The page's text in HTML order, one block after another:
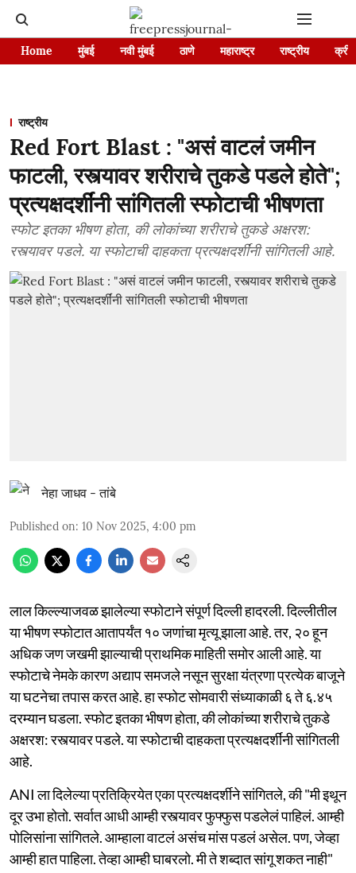
Home मुंबई नवी मुंबई ठाणे महाराष्ट्र राष्ट्रीय
राष्ट्रीय
Red Fort Blast : "असं वाटलं जमीन
फाटली, रस्त्यावर शरीराचे तुकडे पडले होते";
प्रत्यक्षदर्शींनी सांगितली स्फोटाची भीषणता
स्फोट इतका भीषण होता, की लोकांच्या शरीराचे तुकडे अक्षरश:
रस्त्यावर पडले. या स्फोटाची दाहकता प्रत्यक्षदर्शींनी सांगितली आहे.
नेहा जाधव - तांबे
Published on: 10 Nov 2025, 4:00 pm
लाल किल्ल्याजवळ झालेल्या स्फोटाने संपूर्ण दिल्ली हादरली. दिल्लीतील
या भीषण स्फोटात आतापर्यंत १० जणांचा मृत्यू झाला आहे. तर, २० हून
अधिक जण जखमी झाल्याची प्राथमिक माहिती समोर आली आहे. या
स्फोटाचे नेमके कारण अद्याप समजले नसून सुरक्षा यंत्रणा प्रत्येक बाजूने
या घटनेचा तपास करत आहे. हा स्फोट सोमवारी संध्याकाळी ६ ते ६.४५
दरम्यान घडला. स्फोट इतका भीषण होता, की लोकांच्या शरीराचे तुकडे
अक्षरश: रस्त्यावर पडले. या स्फोटाची दाहकता प्रत्यक्षदर्शींनी सांगितली
आहे.
ANI ला दिलेल्या प्रतिक्रियेत एका प्रत्यक्षदर्शीने सांगितले, की "मी इथून
दूर उभा होतो. सर्वात आधी आम्ही रस्त्यावर फुफ्फुस पडलेलं पाहिलं. आम्ही
पोलिसांना सांगितले. आम्हाला वाटलं असंच मांस पडलं असेल. पण, जेव्हा
आम्ही हात पाहिला. तेव्हा आम्ही घाबरलो. मी ते शब्दात सांगू शकत नाही"